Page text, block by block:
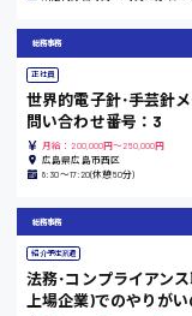
東京都
香川県
時給1200円〜
総務事務
正社員
世界的電子針･手芸針
問い合わせ番号：3
月給：200,000円～250,000円
広島県広島市西区
8:30〜17:20(休憩50分)
総務事務
紹介予定派遣
法務･コンプライアン
上場企業)でのやりが